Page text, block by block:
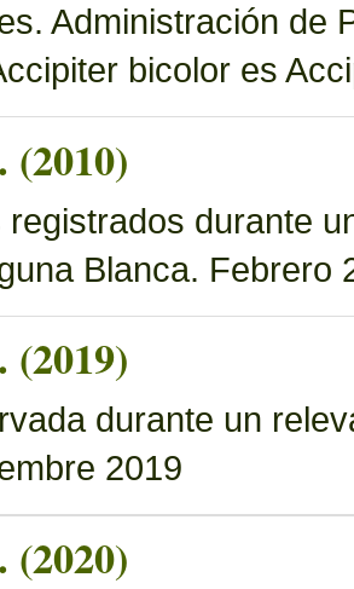
Administración de
bicolor es
(2010)
registrados durante
Blanca. Febrero
(2019)
durante un
2019
(2020)